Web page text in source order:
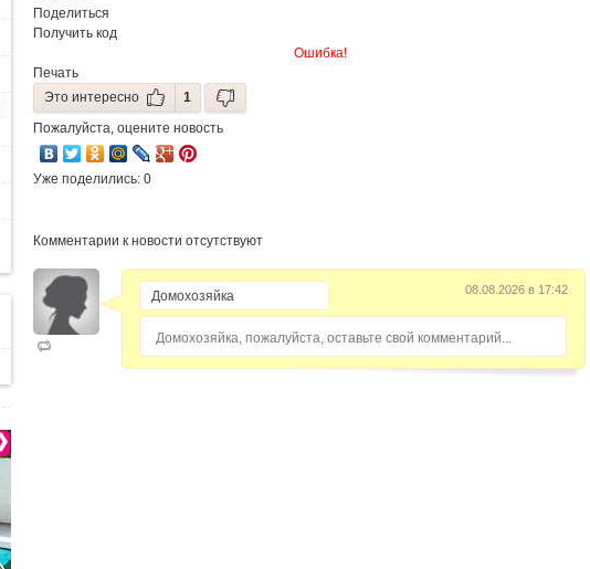
Поделиться
Получить код
Ошибка!
Печать
Это интересно
1
Пожалуйста, оцените новость
Уже поделились: 0
Комментарии к новости отсутствуют
08.08.2026 в 17:42
Домохозяйка, пожалуйста, оставьте свой комментарий...